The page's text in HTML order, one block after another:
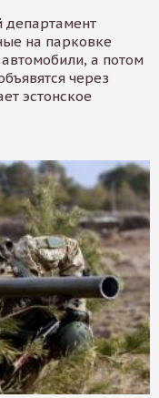
департамент
на парковке
а потом
через
эстонское